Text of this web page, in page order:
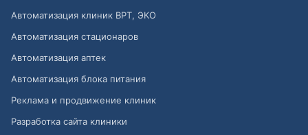
Автоматизация клиник ВРТ, ЭКО
Автоматизация стационаров
Автоматизация аптек
Автоматизация блока питания
Реклама и продвижение клиник
Разработка сайта клиники